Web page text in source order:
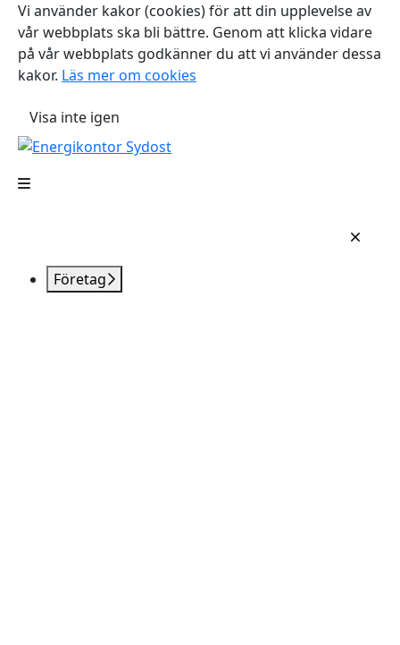
Vi använder kakor (cookies) för att din upplevelse av
vår webbplats ska bli bättre. Genom att klicka vidare
på vår webbplats godkänner du att vi använder dessa
kakor. Läs mer om cookies
Visa inte igen
Företag